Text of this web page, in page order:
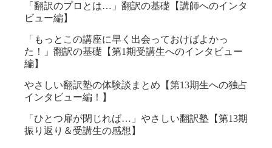
「翻訳のプロとは…」翻訳の基礎【講師へのインタ
ビュー編】
「もっとこの講座に早く出会っておけばよかっ
た！」翻訳の基礎【第1期受講生へのインタビュー
編】
やさしい翻訳塾の体験談まとめ【第13期生への独占
インタビュー編！】
「ひとつ扉が閉じれば…」やさしい翻訳塾【第13期
振り返り＆受講生の感想】